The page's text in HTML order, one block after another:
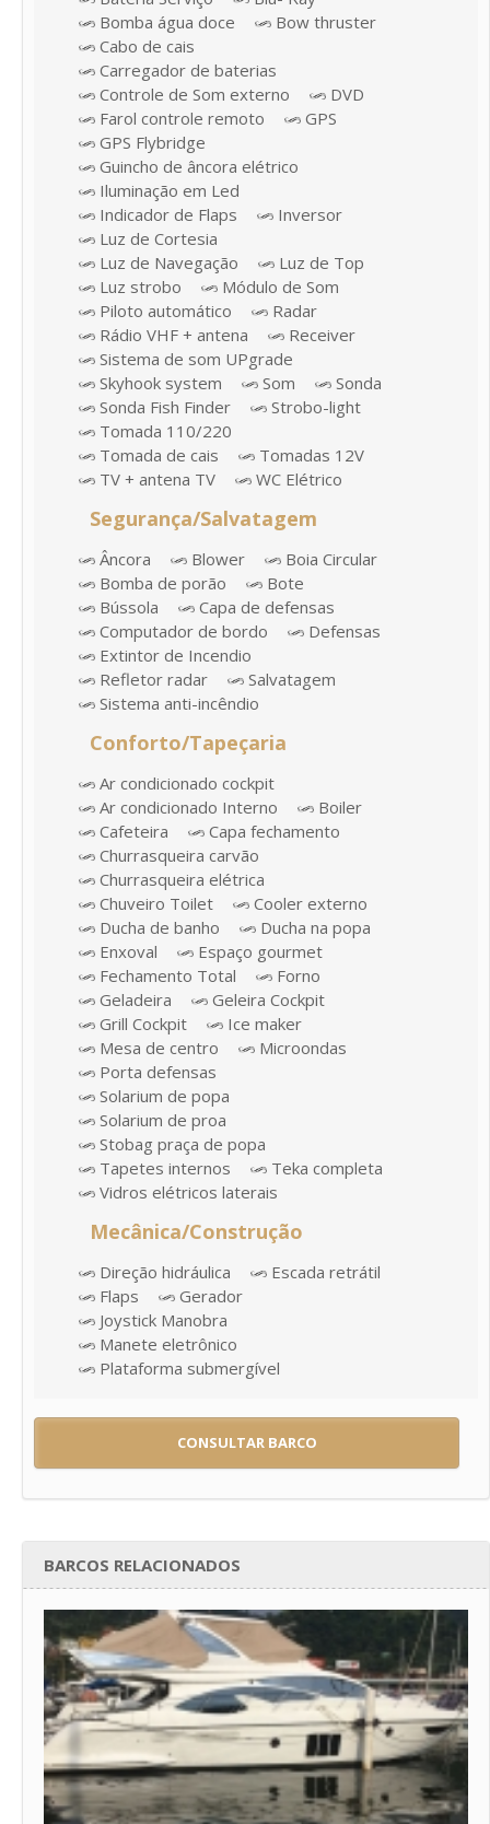
Bomba água doce
Bow thruster
Cabo de cais
Carregador de baterias
Controle de Som externo
DVD
Farol controle remoto
GPS
GPS Flybridge
Guincho de âncora elétrico
Iluminação em Led
Indicador de Flaps
Inversor
Luz de Cortesia
Luz de Navegação
Luz de Top
Luz strobo
Módulo de Som
Piloto automático
Radar
Rádio VHF + antena
Receiver
Sistema de som UPgrade
Skyhook system
Som
Sonda
Sonda Fish Finder
Strobo-light
Tomada 110/220
Tomada de cais
Tomadas 12V
TV + antena TV
WC Elétrico
Segurança/Salvatagem
Âncora Blower
Boia Circular
Bomba de porão
Bote
Bússola
Capa de defensas
Computador de bordo
Defensas
Extintor de Incendio
Refletor radar
Salvatagem
Sistema anti-incêndio
Conforto/Tapeçaria
Ar condicionado cockpit
Ar condicionado Interno
Boiler
Cafeteira
Capa fechamento
Churrasqueira carvão
Churrasqueira elétrica
Chuveiro Toilet
Cooler externo
Ducha de banho
Ducha na popa
Enxoval
Espaço gourmet
Fechamento Total
Forno
Geladeira
Geleira Cockpit
Grill Cockpit
Ice maker
Mesa de centro
Microondas
Porta defensas
Solarium de popa
Solarium de proa
Stobag praça de popa
Tapetes internos
Teka completa
Vidros elétricos laterais
Mecânica/Construção
Direção hidráulica
Escada retrátil
Flaps
Gerador
Joystick Manobra
Manete eletrônico
Plataforma submergível
CONSULTAR BARCO
BARCOS RELACIONADOS